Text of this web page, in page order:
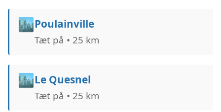
🏙️Poulainville
Tæt på • 25 km
🏙️Le Quesnel
Tæt på • 25 km